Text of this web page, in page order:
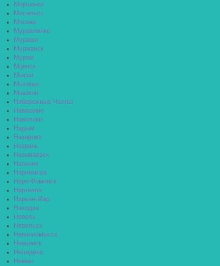
Моршанск
Мосальск
Москва
Муравленко
Мураши
Мурманск
Муром
Мценск
Мыски
Мытищи
Мышкин
Набережные Челны
Навашино
Наволоки
Надым
Назарово
Назрань
Называевск
Нальчик
Нариманов
Наро-Фоминск
Нарткала
Нарьян-Мар
Находка
Невель
Невельск
Невинномысск
Невьянск
Нелидово
Неман